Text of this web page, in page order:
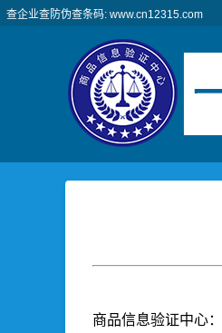
查企业查防伪查条码: www.cn12315.com
商品信息验证中心：